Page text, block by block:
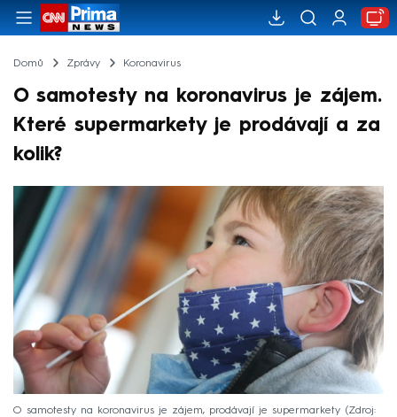
Domů Zprávy Koronavirus
O samotesty na koronavirus je zájem.
Které supermarkety je prodávají a za
kolik?
O samotesty na koronavirus je zájem, prodávají je supermarkety
Zdroj: